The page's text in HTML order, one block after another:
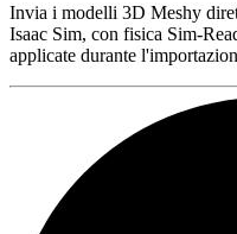
Invia i modelli 3D Meshy
Isaac Sim, con fisica Sim-
applicate durante